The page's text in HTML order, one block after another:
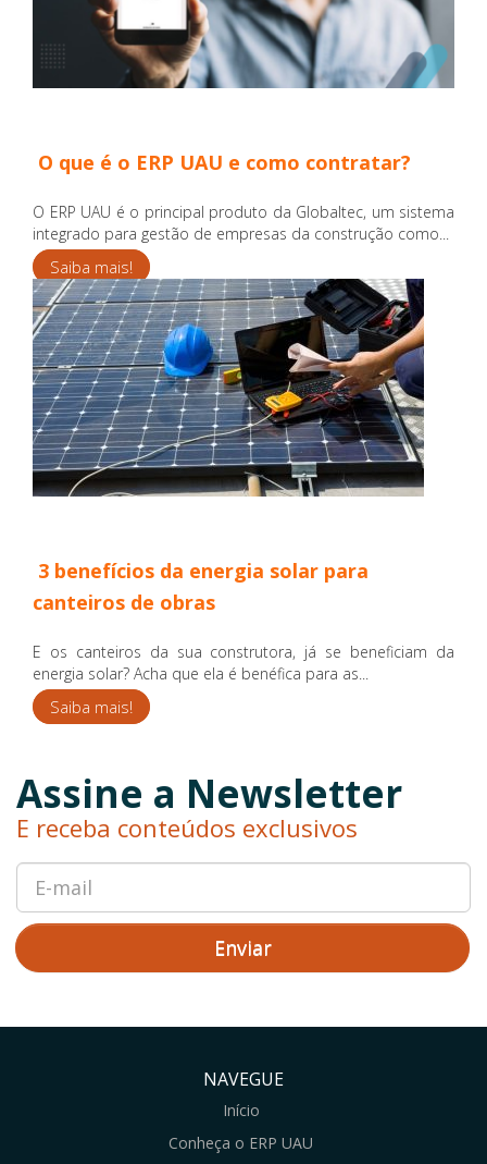
O que é o ERP UAU e como contratar?
O ERP UAU é o principal produto da Globaltec, um sistema
integrado para gestão de empresas da construção como...
Saiba mais!
3 benefícios da energia solar para
canteiros de obras
E os canteiros da sua construtora, já se beneficiam da
energia solar? Acha que ela é benéfica para as...
Saiba mais!
Assine a Newsletter
E receba conteúdos exclusivos
Enviar
NAVEGUE
Início
Conheça o ERP UAU